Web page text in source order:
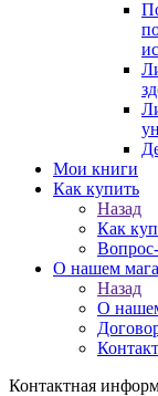
Мои книги
Как купить
Назад
Как
О нашем
Назад
О
Контактная